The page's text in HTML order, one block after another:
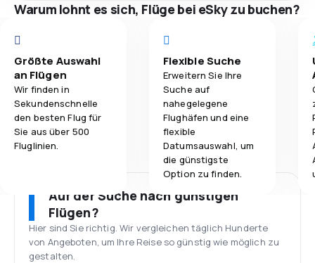
Warum lohnt es sich, Flüge bei eSky zu buchen?
Größte Auswahl
an Flügen
Wir finden in
Sekundenschnelle
den besten Flug für
Sie aus über 500
Fluglinien.
Flexible Suche
Erweitern Sie Ihre
Suche auf
nahegelegene
Flughäfen und eine
flexible
Datumsauswahl, um
die günstigste
Option zu finden.
Auf der Suche nach günstigen
Flügen?
Hier sind Sie richtig. Wir vergleichen täglich Hunderte
von Angeboten, um Ihre Reise so günstig wie möglich zu
gestalten.